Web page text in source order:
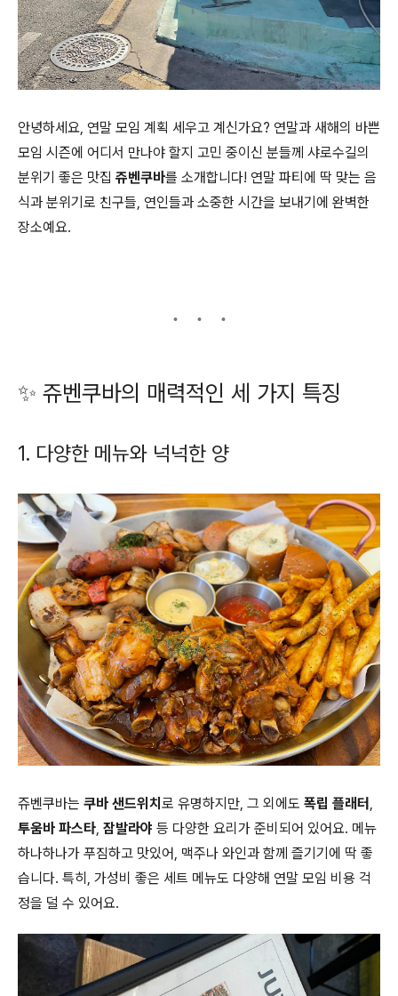
안녕하세요, 연말 모임 계획 세우고 계신가요? 연말과 새해의 바쁜
모임 시즌에 어디서 만나야 할지 고민 중이신 분들께 샤로수길의
분위기 좋은 맛집 쥬벤쿠바를 소개합니다! 연말 파티에 딱 맞는 음
식과 분위기로 친구들, 연인들과 소중한 시간을 보내기에 완벽한
장소예요.
✨ 쥬벤쿠바의 매력적인 세 가지 특징
1. 다양한 메뉴와 넉넉한 양
쥬벤쿠바는 쿠바 샌드위치 로 유명하지만, 그 외에도 폭립 플래터,
투움바 파스타, 잠발라야 등 다양한 요리가 준비되어 있어요. 메뉴
하나하나가 푸짐하고 맛있어, 맥주나 와인과 함께 즐기기에 딱 좋
습니다. 특히, 가성비 좋은 세트 메뉴도 다양해 연말 모임 비용 걱
정을 덜 수 있어요.